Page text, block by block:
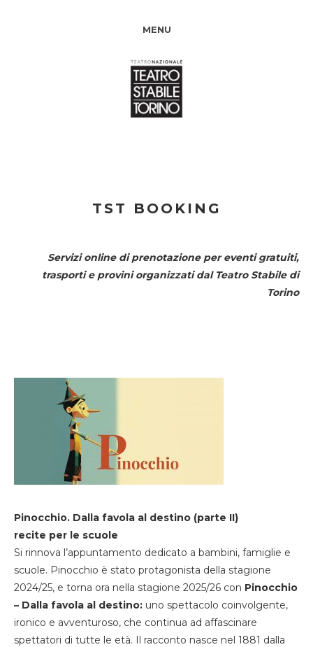
MENU
TST BOOKING
Servizi online di prenotazione per eventi gratuiti,
trasporti e provini organizzati dal Teatro Stabile di
Torino
Pinocchio. Dalla favola al destino (parte II)
recite per le scuole
Si rinnova l’appuntamento dedicato a bambini, famiglie e
scuole. Pinocchio è stato protagonista della stagione
2024/25, e torna ora nella stagione 2025/26 con Pinocchio
– Dalla favola al destino: uno spettacolo coinvolgente,
ironico e avventuroso, che continua ad affascinare
spettatori di tutte le età. Il racconto nasce nel 1881 dalla